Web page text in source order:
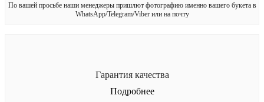
По вашей просьбе наши менеджеры пришлют фотографию именно вашего букета в
WhatsApp/Telegram/Viber или на почту
Гарантия качества
Подробнее